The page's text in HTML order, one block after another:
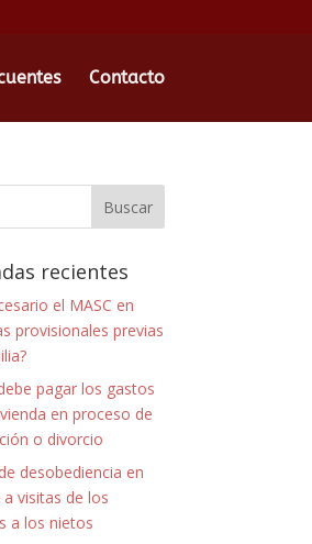
Contacto
recientes
el MASC en
provisionales previas
pagar los gastos
en proceso de
o divorcio
desobediencia en
visitas de los
a los nietos